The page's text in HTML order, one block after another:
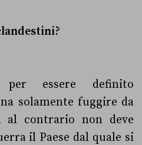
per essere definito
solamente fuggire da
al contrario non deve
il Paese dal quale si